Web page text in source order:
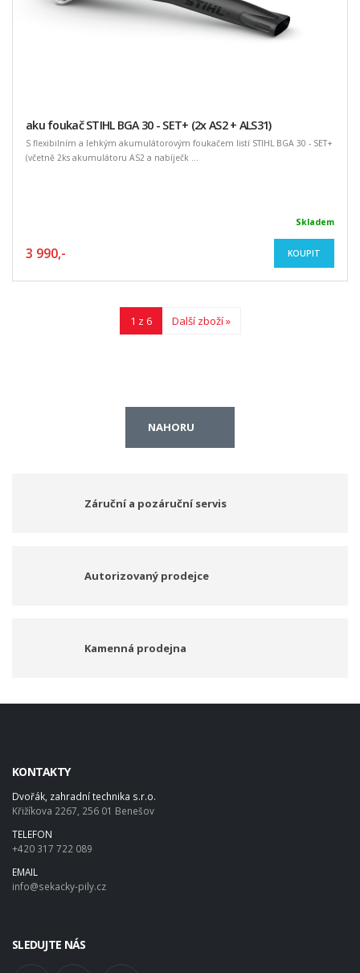
aku foukač STIHL BGA 30 - SET+ (2x AS2 + ALS31)
S flexibilním a lehkým akumulátorovým foukačem listí STIHL BGA 30 - SET+
(včetně 2ks akumulátoru AS2 a nabíječk ...
Skladem
3 990,- KOUPIT
1 z 6 Další zboží »
NAHORU
Záruční a pozáruční servis
Autorizovaný prodejce
Kamenná prodejna
KONTAKTY
Dvořák, zahradní technika s.r.o.
Křižíkova 2267, 256 01 Benešov
TELEFON
+420 317 722 089
EMAIL
info@sekacky-pily.cz
SLEDUJTE NÁS